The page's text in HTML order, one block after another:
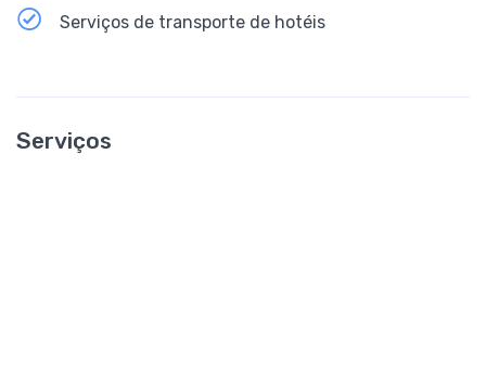
Serviços de transporte de hotéis
Serviços